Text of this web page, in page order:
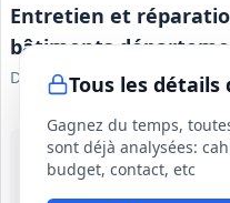
Tous les détails
Gagnez du temps,
sont déjà analysées:
budget, contact, etc
Entretien et
bâtiments
Département de la Dordogne
1 déc. 2028
Dordogne (24)